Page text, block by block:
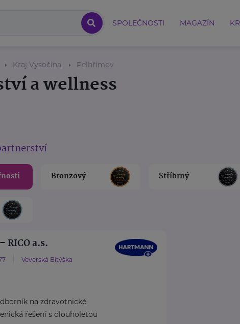
SPOLEČNOSTI MAGAZÍN
Kraj Vysočina Pelhřimov
a wellness
Bronzový Stříbrný
RICO a.s.
Veverská Bítýška
na zdravotnické
řešení s dlouholetou